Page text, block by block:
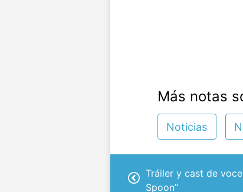
Más notas
Noticias
Tráiler y cast de
Spoon”